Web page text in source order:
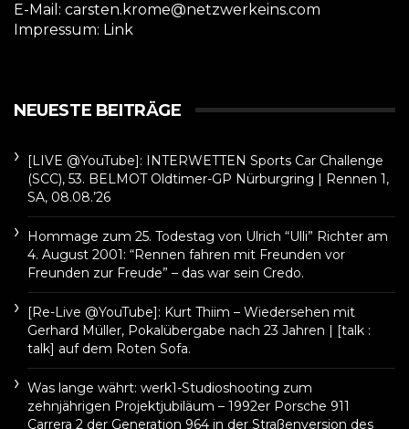
E-Mail: carsten.krome@netzwerkeins.com
Impressum: Link
NEUESTE BEITRÄGE
[LIVE @YouTube]: INTERWETTEN Sports Car Challenge
(SCC), 53. BELMOT Oldtimer-GP Nürburgring | Rennen 1,
SA, 08.08.’26
Hommage zum 25. Todestag von Ulrich “Ulli” Richter am
4. August 2001: “Rennen fahren mit Freunden vor
Freunden zur Freude” – das war sein Credo.
[Re-Live @YouTube]: Kurt Thiim – Wiedersehen mit
Gerhard Müller, Pokalübergabe nach 23 Jahren | [talk :
talk] auf dem Roten Sofa.
Was lange währt: werk1-Studioshooting zum
zehnjährigen Projektjubiläum – 1992er Porsche 911
Carrera 2 der Generation 964 in der Straßenversion des